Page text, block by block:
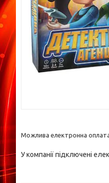
У компанії підключені